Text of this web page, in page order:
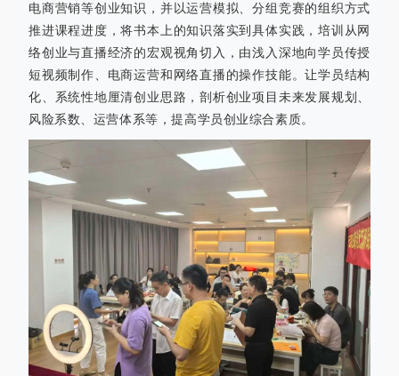
电商营销等创业知识，并以运营模拟、分组竞赛的组织方式
推进课程进度，将书本上的知识落实到具体实践，培训从网
络创业与直播经济的宏观视角切入，由浅入深地向学员传授
短视频制作、电商运营和网络直播的操作技能。让学员结构
化、系统性地厘清创业思路，剖析创业项目未来发展规划、
风险系数、运营体系等，提高学员创业综合素质。